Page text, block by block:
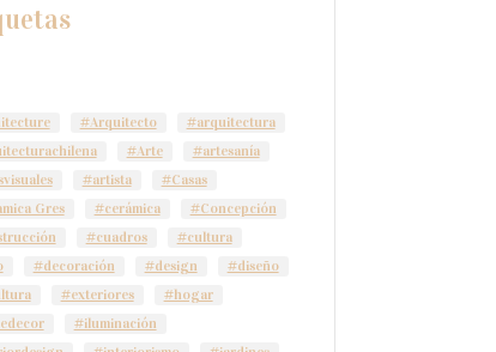
#Arquitecto
#arquitectura
#Arte
#artesanía
#artista
#Casas
Gres
#cerámica
#Concepción
#cuadros
#cultura
#decoración #design
#diseño
#exteriores
#hogar
#iluminación